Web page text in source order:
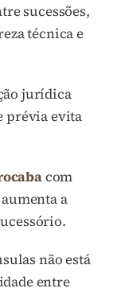
sucessões,
técnica e
jurídica
prévia evita
com
a
não está
entre